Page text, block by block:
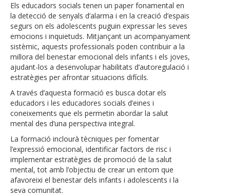
Els educadors socials tenen un paper fonamental en
la detecció de senyals d’alarma i en la creació d’espais
segurs on els adolescents puguin expressar les seves
emocions i inquietuds. Mitjançant un acompanyament
sistèmic, aquests professionals poden contribuir a la
millora del benestar emocional dels infants i els joves,
ajudant-los a desenvolupar habilitats d’autoregulació i
estratègies per afrontar situacions difícils.
A través d’aquesta formació es busca dotar els
educadors i les educadores socials d’eines i
coneixements que els permetin abordar la salut
mental des d’una perspectiva integral.
La formació inclourà tècniques per fomentar
l’expressió emocional, identificar factors de risc i
implementar estratègies de promoció de la salut
mental, tot amb l’objectiu de crear un entorn que
afavoreixi el benestar dels infants i adolescents i la
seva comunitat.